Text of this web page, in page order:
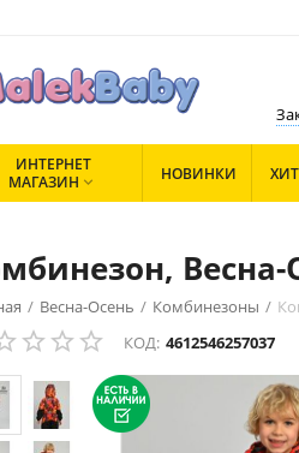
ИНТЕРНЕТ
МАГАЗИН  НОВИНКИ
/ Весна-Осень / Комбинезоны /
КОД: 4612546257037